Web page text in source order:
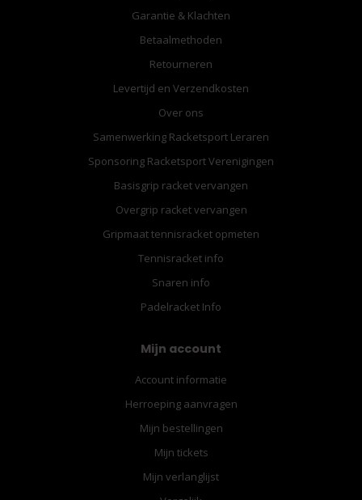
Garantie & Klachten
Betaalmethoden
Retourneren
Levertijd en Verzendkosten
Over ons
Samenwerking Racketsport Leraren
Sponsoring Racketsport Verenigingen
Basisgrip racket vervangen
Overgrip racket vervangen
Gripmaat tennisracket opmeten
Tennisracket info
Snaren info
Padelracket Info
Mijn account
Account informatie
Herroeping aanvragen
Mijn bestellingen
Mijn tickets
Mijn verlanglijst